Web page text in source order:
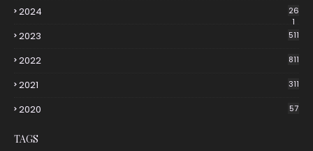
2024
26
1
2023 511
2022 811
2021 311
2020 57
TAGS